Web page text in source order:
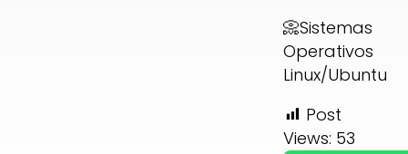
📀Sistemas
Operativos
Linux/Ubuntu
Post
Views: 53